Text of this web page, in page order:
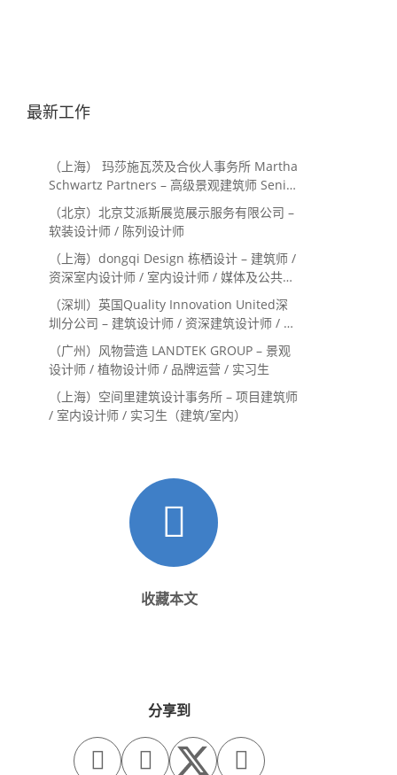
最新工作
（上海） 玛莎施瓦茨及合伙人事务所 Martha
Schwartz Partners – 高级景观建筑师 Senior
Landscape Designer / 景观建筑师
Landscape Designer
（北京）北京艾派斯展览展示服务有限公司 –
软装设计师 / 陈列设计师
（上海）dongqi Design 栋栖设计 – 建筑师 /
资深室内设计师 / 室内设计师 / 媒体及公共关
系主管 / 设计实习生（常年招聘）
（深圳）英国Quality Innovation United深
圳分公司 – 建筑设计师 / 资深建筑设计师 / 室
内设计师 / 设计实习生
（广州）风物营造 LANDTEK GROUP – 景观
设计师 / 植物设计师 / 品牌运营 / 实习生
（上海）空间里建筑设计事务所 – 项目建筑师
/ 室内设计师 / 实习生（建筑/室内）
收藏本文
分享到
  